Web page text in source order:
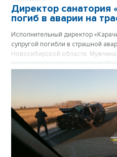
Директор санатория
погиб в аварии на
Исполнительный директор
супругой погибли в страшной
Новосибирской области.
встречную полосу и не смог